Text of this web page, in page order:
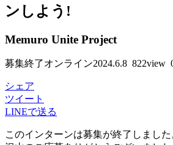
ンしよう!
Memuro Unite Project
募集終了オンライン2024.6.8 822view
シェア
ツイート
LINEで送る
このインターンは募集が終了しました